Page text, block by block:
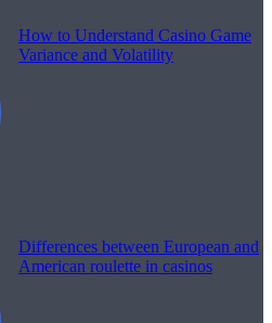
How to Understand Casino Game
Variance and Volatility
Differences between European and
American roulette in casinos